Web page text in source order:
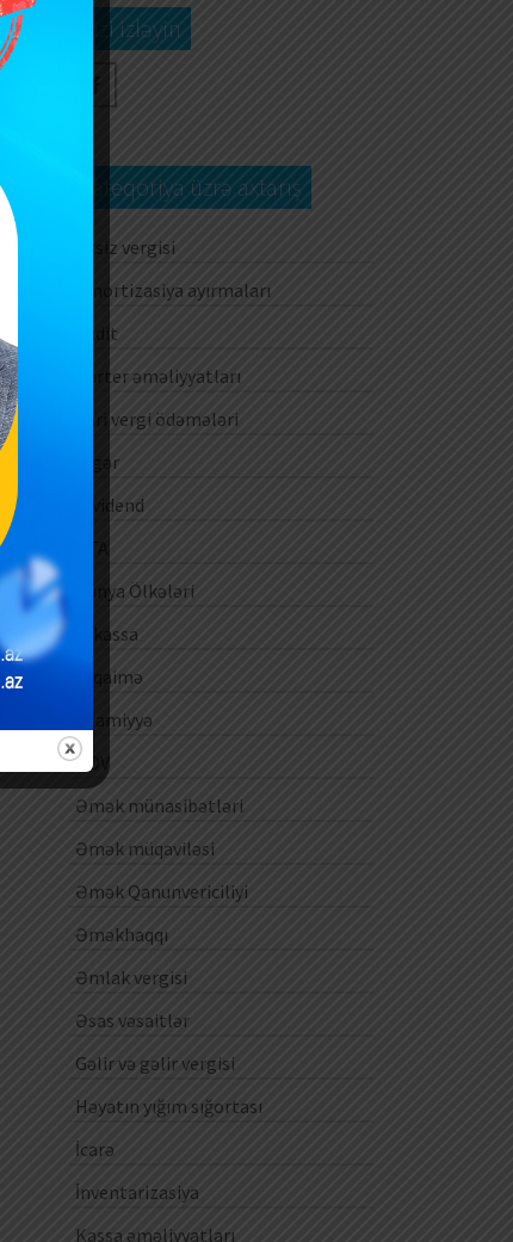
Bizi izləyin
Kateqoriya üzrə axtarış
Aksiz vergisi
Amortizasiya ayırmaları
Audit
Barter əməliyyatları
Cari vergi ödəmələri
Digər
Dividend
Dünya Ölkələri
E-kassa
E-qaimə
Ezamiyyə
ƏDV
Əmək münasibətləri
Əmək müqaviləsi
Əmək Qanunvericiliyi
Əməkhaqqı
Əmlak vergisi
Əsas vəsaitlər
Gəlir və gəlir vergisi
Həyatın yığım sığortası
İcarə
İnventarizasiya
Kassa əməliyyatları